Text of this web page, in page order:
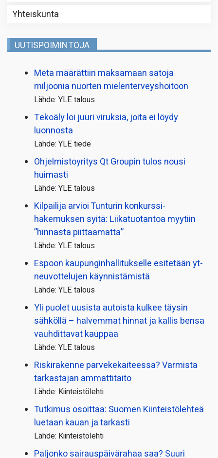
Yhteiskunta
UUTISPOIMINTOJA
Meta määrättiin maksamaan satoja
miljoonia nuorten mielenterveyshoitoon
Lähde: YLE talous
Tekoäly loi juuri viruksia, joita ei löydy
luonnosta
Lähde: YLE tiede
Ohjelmistoyritys Qt Groupin tulos nousi
huimasti
Lähde: YLE talous
Kilpailija arvioi Tunturin konkurssi­
hakemuksen syitä: Liikatuotantoa myytiin
”hinnasta piittaamatta”
Lähde: YLE talous
Espoon kaupungin­hallitukselle esitetään yt-
neuvottelujen käynnistämistä
Lähde: YLE talous
Yli puolet uusista autoista kulkee täysin
sähköllä – halvemmat hinnat ja kallis bensa
vauhdittavat kauppaa
Lähde: YLE talous
Riskirakenne parvekekaiteessa? Varmista
tarkastajan ammattitaito
Lähde: Kiinteistölehti
Tutkimus osoittaa: Suomen Kiinteistölehteä
luetaan kauan ja tarkasti
Lähde: Kiinteistölehti
Paljonko sairauspäivä­rahaa saa? Suuri